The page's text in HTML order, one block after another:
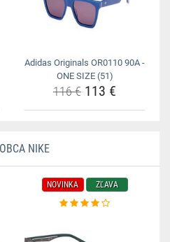
Adidas Originals OR0110 90A -
ONE SIZE (51)
116 € 113 €
NIKE
NOVINKA ZĽAVA